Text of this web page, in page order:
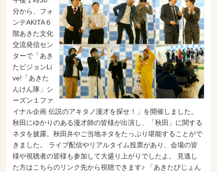
分から、フォ
ンテAKITA６
階あきた文化
交流発信セン
ターで「あき
たビジョンLi
ve!「あきた
んけん隊」シ
ーズン１ファ
イナル企画 伝説のアキタノ漫才を探せ！」を開催しました。
秋田にゆかりのある漫才師の皆様が出演し、「秋田」に関する
ネタを披露。秋田弁やご当地ネタをたっぷり堪能することがで
きました。 ライブ配信やリアルタイム投票があり、会場の皆
様や視聴者の皆様も参加して大盛り上がりでしたよ。 見逃し
た方はこちらのリンク先から視聴できます♪ 「あきたびじょん